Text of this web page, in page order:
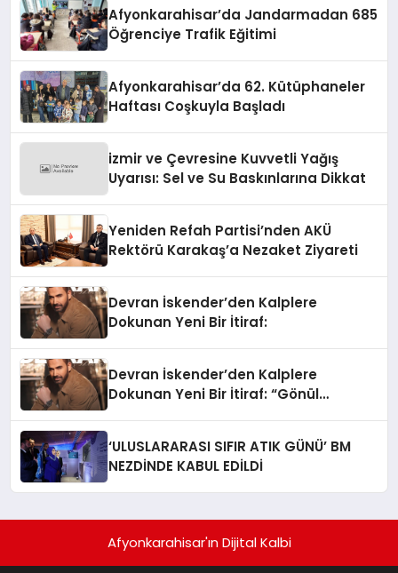
Afyonkarahisar’da Jandarmadan 685
Öğrenciye Trafik Eğitimi
Afyonkarahisar’da 62. Kütüphaneler
Haftası Coşkuyla Başladı
izmir ve Çevresine Kuvvetli Yağış
Uyarısı: Sel ve Su Baskınlarına Dikkat
Yeniden Refah Partisi’nden AKÜ
Rektörü Karakaş’a Nezaket Ziyareti
Devran İskender’den Kalplere
Dokunan Yeni Bir İtiraf:
Devran İskender’den Kalplere
Dokunan Yeni Bir İtiraf: “Gönül
‘ULUSLARARASI SIFIR ATIK GÜNÜ’ BM
NEZDİNDE KABUL EDİLDİ
Afyonkarahisar'ın Dijital Kalbi